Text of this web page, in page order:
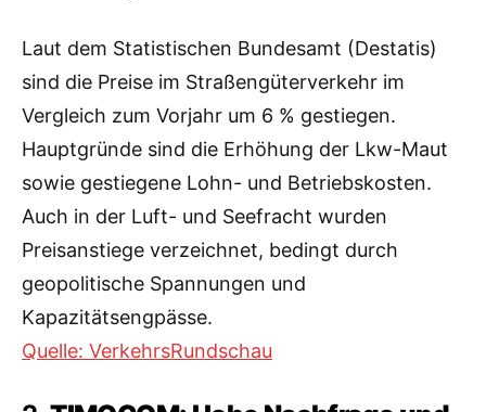
Laut dem Statistischen Bundesamt (Destatis)
sind die Preise im Straßengüterverkehr im
Vergleich zum Vorjahr um 6 % gestiegen.
Hauptgründe sind die Erhöhung der Lkw-Maut
sowie gestiegene Lohn- und Betriebskosten.
Auch in der Luft- und Seefracht wurden
Preisanstiege verzeichnet, bedingt durch
geopolitische Spannungen und
Kapazitätsengpässe.
Quelle: VerkehrsRundschau